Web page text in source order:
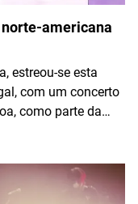
americana
estreou-se esta
com um concerto
como parte da
no Estádio da